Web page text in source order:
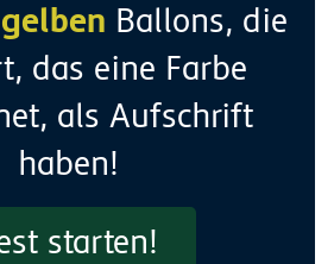
gelben Ballons, die
das eine Farbe
als Aufschrift
haben!
starten!